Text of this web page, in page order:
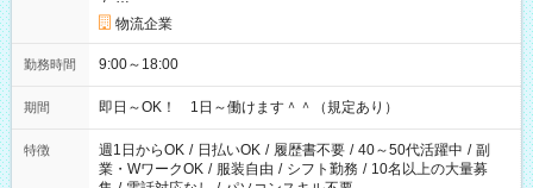
物流企業
勤務時間 9:00～18:00
期間 即日～OK！ 1日～働けます＾＾（規定あり）
特徴 週1日からOK / 日払いOK / 履歴書不要 / 40～50代活躍中 / 副
業・WワークOK / 服装自由 / シフト勤務 / 10名以上の大量募